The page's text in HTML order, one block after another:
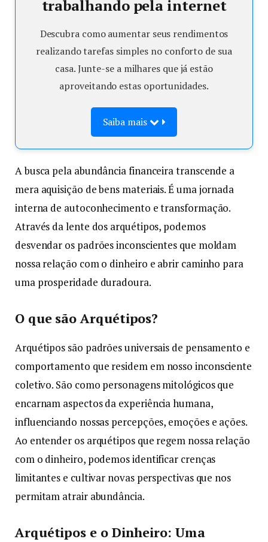
trabalhando pela internet
Descubra como aumentar seus rendimentos
realizando tarefas simples no conforto de sua
casa. Junte-se a milhares que já estão
aproveitando estas oportunidades.
Saiba mais
A busca pela abundância financeira transcende a
mera aquisição de bens materiais. É uma jornada
interna de autoconhecimento e transformação.
Através da lente dos arquétipos, podemos
desvendar os padrões inconscientes que moldam
nossa relação com o dinheiro e abrir caminho para
uma prosperidade duradoura.
O que são Arquétipos?
Arquétipos são padrões universais de pensamento e
comportamento que residem em nosso inconsciente
coletivo. São como personagens mitológicos que
encarnam aspectos da experiência humana,
influenciando nossas percepções, emoções e ações.
Ao entender os arquétipos que regem nossa relação
com o dinheiro, podemos identificar crenças
limitantes e cultivar novas perspectivas que nos
permitam atrair abundância.
Arquétipos e o Dinheiro: Uma